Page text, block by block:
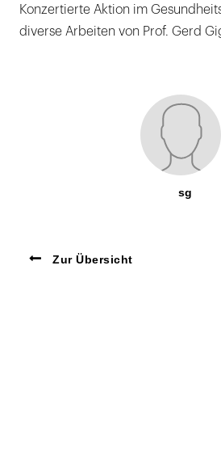
Konzertierte Aktion im
diverse Arbeiten von Prof. Gerd
sg
Zur Übersicht